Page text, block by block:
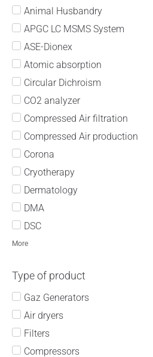
Animal Husbandry
APGC LC MSMS System
ASE-Dionex
Atomic absorption
Circular Dichroism
CO2 analyzer
Compressed Air filtration
Compressed Air production
Corona
Cryotherapy
Dermatology
DMA
DSC
ECHO MS System from Sciex
ELSD
EVOQ triple quadrupole LC-MS
Filtration of gases
Food Packaging
FT-IR
More
Type of product
Gaz Generators
Air dryers
Filters
Compressors